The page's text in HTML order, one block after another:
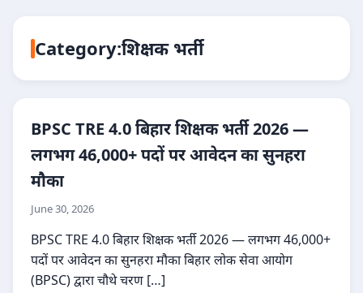
Category:शिक्षक भर्ती
BPSC TRE 4.0 बिहार शिक्षक भर्ती 2026 —
लगभग 46,000+ पदों पर आवेदन का सुनहरा
मौका
June 30, 2026
BPSC TRE 4.0 बिहार शिक्षक भर्ती 2026 — लगभग 46,000+
पदों पर आवेदन का सुनहरा मौका बिहार लोक सेवा आयोग
(BPSC) द्वारा चौथे चरण […]